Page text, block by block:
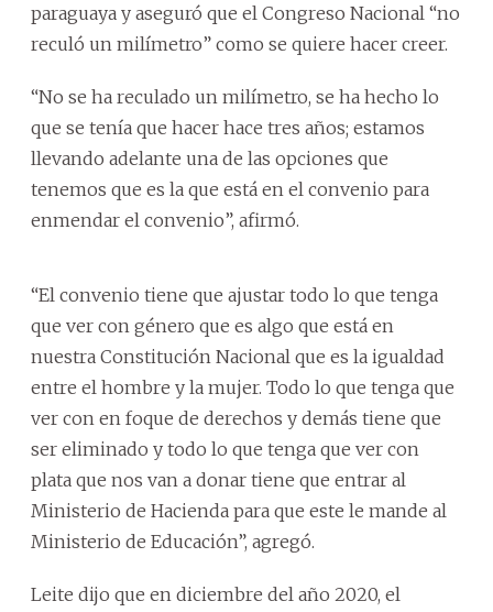
paraguaya y aseguró que el Congreso Nacional “no
reculó un milímetro” como se quiere hacer creer.
“No se ha reculado un milímetro, se ha hecho lo
que se tenía que hacer hace tres años; estamos
llevando adelante una de las opciones que
tenemos que es la que está en el convenio para
enmendar el convenio”, afirmó.
“El convenio tiene que ajustar todo lo que tenga
que ver con género que es algo que está en
nuestra Constitución Nacional que es la igualdad
entre el hombre y la mujer. Todo lo que tenga que
ver con en foque de derechos y demás tiene que
ser eliminado y todo lo que tenga que ver con
plata que nos van a donar tiene que entrar al
Ministerio de Hacienda para que este le mande al
Ministerio de Educación”, agregó.
Leite dijo que en diciembre del año 2020, el